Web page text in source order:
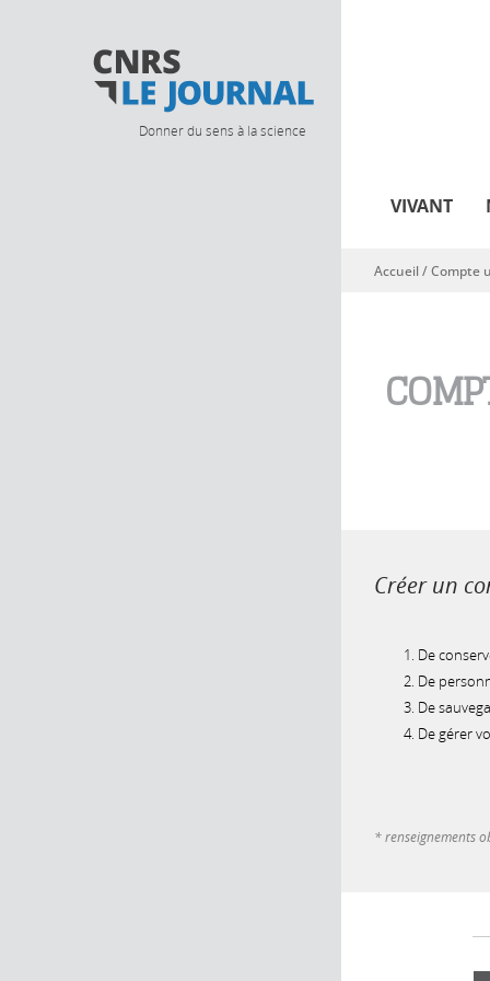
Donner du sens à la science
VIVANT
Vous êtes ici
Accueil/Compte
Créer un
De
De
De
De gérer
* renseignements